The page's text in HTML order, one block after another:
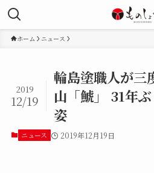
ホーム ニュース
輪島塗職人が三
山「鯱」 31年
姿
2019
12/19
ニュース 2019年12月19日